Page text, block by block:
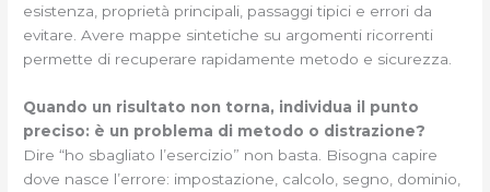
esistenza, proprietà principali, passaggi tipici e errori da
evitare. Avere mappe sintetiche su argomenti ricorrenti
permette di recuperare rapidamente metodo e sicurezza.
Quando un risultato non torna, individua il punto
preciso: è un problema di metodo o distrazione?
Dire “ho sbagliato l’esercizio” non basta. Bisogna capire
dove nasce l’errore: impostazione, calcolo, segno, dominio,